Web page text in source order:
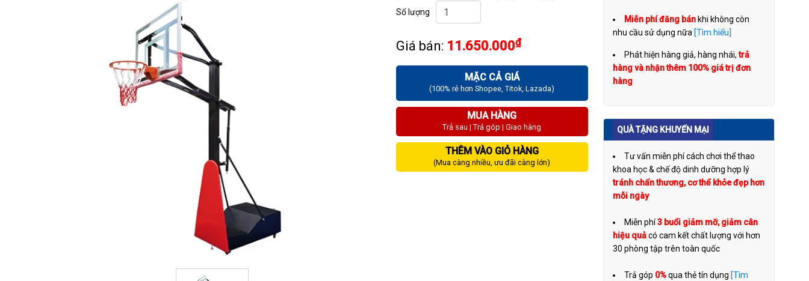
Số lượng
Giá bán: 11.650.000₫
MẶC CẢ GIÁ
(100% rẻ hơn Shopee, Titok, Lazada)
MUA HÀNG
Trả sau | Trả góp | Giao hàng
THÊM VÀO GIỎ HÀNG
(Mua càng nhiều, ưu đãi càng lớn)
Miễn phí đăng bán khi không còn
nhu cầu sử dụng nữa [Tìm hiểu]
Phát hiện hàng giả, hàng nhái,trả
hàng và nhận thêm 100% giá trị đơn
hàng
QUÀ TẶNG KHUYẾN MẠI
Tư vấn miễn phí cách chơi thể thao
khoa học & chế độ dinh dưỡng hợp lý
tránh chấn thương, cơ thể khỏe đẹp hơn
mỗi ngày
Miễn phí3 buổi giảm mỡ, giảm cân
hiệu quảcó cam kết chất lượng với hơn
30 phòng tập trên toàn quốc
Trả góp 0%qua thẻ tín dụng [Tìm